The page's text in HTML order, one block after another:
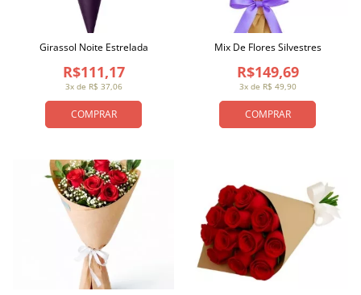
COMPRAR
3x de R$ 37,06
R$111,17
Girassol Noite Estrelada
COMPRAR
3x de R$ 49,90
R$149,69
Mix De Flores Silvestres